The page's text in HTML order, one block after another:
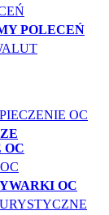
POLECEŃ
OC
OC